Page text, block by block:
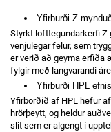
Yfirburði Z-
Styrkt lofttegundarkerfi Z
venjulegar felur, sem
er verið að geyma erfiða
fylgir með langvarandi
Yfirburði HPL
Yfirborðið af HPL hefur
hrörþeytt, og heldur
slit sem er algengt í